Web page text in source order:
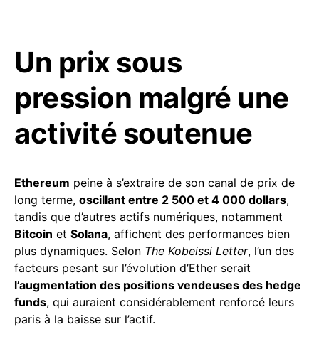
Un prix sous
pression malgré une
activité soutenue
Ethereum peine à s’extraire de son canal de prix de
long terme, oscillant entre 2 500 et 4 000 dollars,
tandis que d’autres actifs numériques, notamment
Bitcoin et Solana, affichent des performances bien
plus dynamiques. Selon The Kobeissi Letter, l’un des
facteurs pesant sur l’évolution d’Ether serait
l’augmentation des positions vendeuses des hedge
funds, qui auraient considérablement renforcé leurs
paris à la baisse sur l’actif.